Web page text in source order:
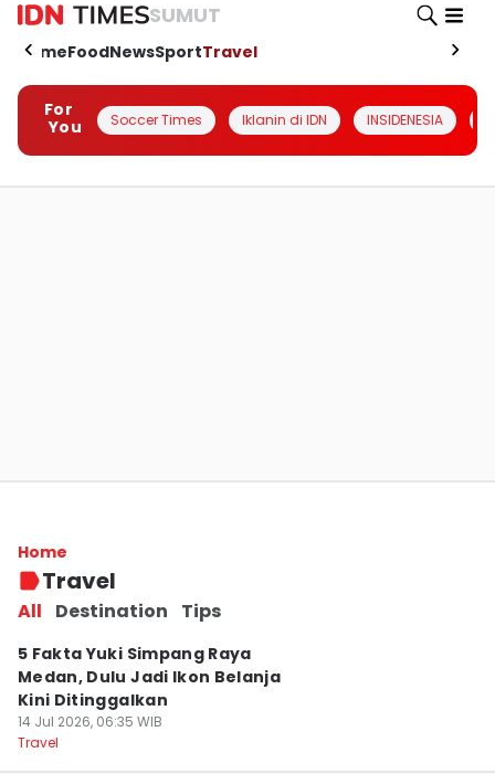
SUMUT
HomeFoodNewsSportTravel
For
You
Soccer Times Iklanin di IDN INSIDENESIA
Home
Travel
All Destination Tips
Tampilkan Sejarah Tanah Deli
Travel
5 Fakta Yuki Simpang Raya
Medan, Dulu Jadi Ikon Belanja
Kini Ditinggalkan
14 Jul 2026, 06:35 WIB
Travel